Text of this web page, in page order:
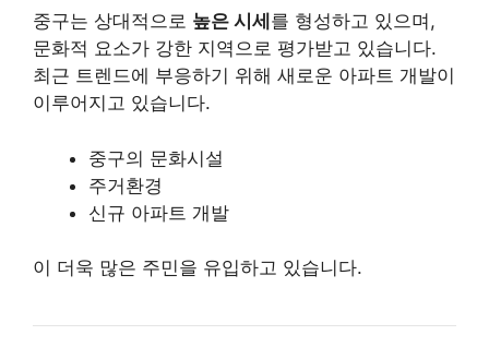
중구는 상대적으로 높은 시세 를 형성하고 있으며,
문화적 요소가 강한 지역으로 평가받고 있습니다.
최근 트렌드에 부응하기 위해 새로운 아파트 개발이
이루어지고 있습니다.
중구의 문화시설
주거환경
신규 아파트 개발
이 더욱 많은 주민을 유입하고 있습니다.